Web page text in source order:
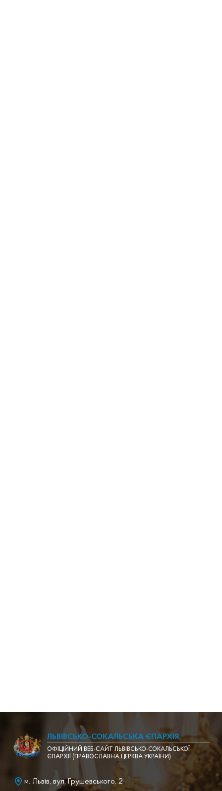
ЛЬВІВСЬКО-СОКАЛЬСЬКА ЄПАРХІЯ
ОФІЦІЙНИЙ ВЕБ-САЙТ ЛЬВІВСЬКО-СОКАЛЬСЬКОЇ
ЄПАРХІЇ (ПРАВОСЛАВНА ЦЕРКВА УКРАЇНИ)
м. Львів, вул. Грушевського, 2